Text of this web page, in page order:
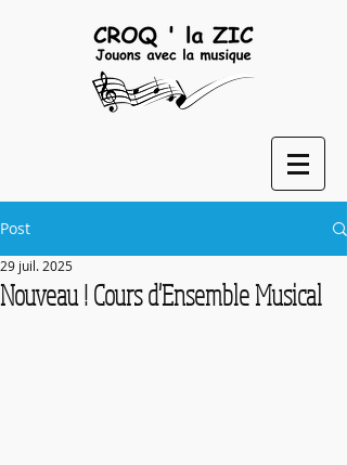
Post
Nouveau ! Cours d'Ensemble Musical
29 juil. 2025